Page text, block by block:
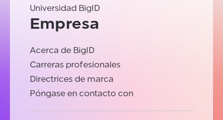
Universidad BigID
Empresa
Acerca de BigID
Carreras profesionales
Directrices de marca
Póngase en contacto con